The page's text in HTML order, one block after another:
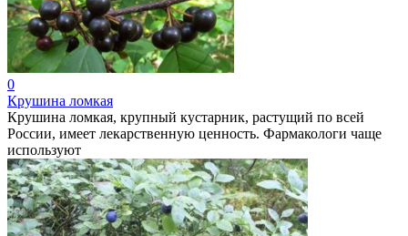
0
Крушина ломкая
Крушина ломкая, крупный кустарник, растущий по всей
России, имеет лекарственную ценность. Фармакологи чаще
используют